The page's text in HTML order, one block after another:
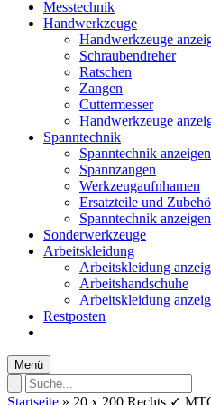
Messtechnik
Handwerkzeuge
Handwerkzeuge
Schraubendreher
Ratschen
Zangen
Cuttermesser
Handwerkzeuge
Spanntechnik
Spanntechnik anzeigen
Spannzangen
Werkzeugaufnhamen
Ersatzteile und
Spanntechnik anzeigen
Sonderwerkzeuge
Arbeitskleidung
Arbeitskleidung
Arbeitshandschuhe
Arbeitskleidung
Restposten
Menü
Startseite » 20 x 200 Rechts ✓